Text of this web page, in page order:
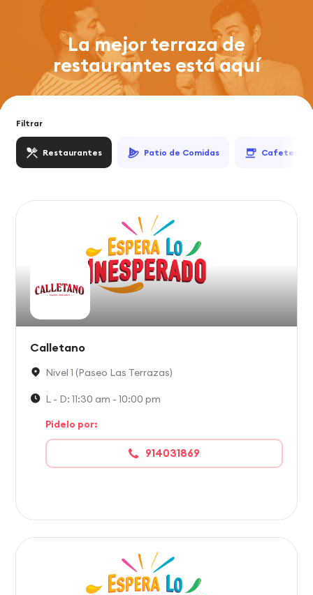
La mejor terraza de
restaurantes está aquí
Filtrar
Restaurantes Patio de Comidas Cafeterías
Calletano
Nivel 1 (Paseo Las Terrazas)
L - D: 11:30 am - 10:00 pm
Pidelo por:
914031869